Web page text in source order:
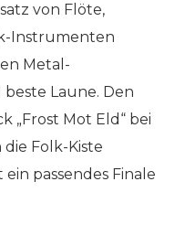
von Flöte,
Instrumenten
Metal-
Laune. Den
„Frost Mot Eld“ bei
Folk-Kiste
passendes Finale